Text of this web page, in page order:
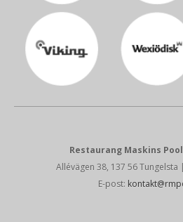
Restaurang Maskins
Allévägen 38, 137 56 Tungelsta
E-post: